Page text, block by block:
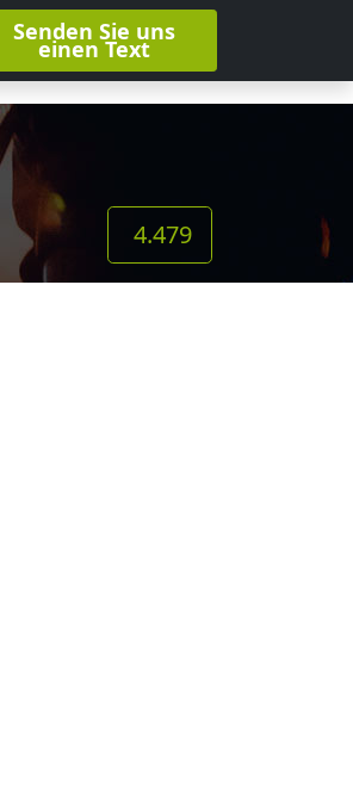
Senden Sie uns
einen Text
4.479